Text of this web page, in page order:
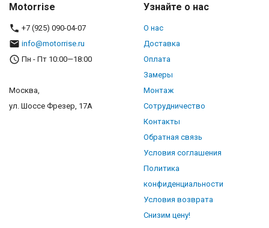
Motorrise
+7 (925) 090-04-07
info@motorrise.ru
Пн - Пт 10:00—18:00
Москва,
ул. Шоссе Фрезер, 17А
Узнайте о нас
О нас
Доставка
Оплата
Замеры
Монтаж
Сотрудничество
Контакты
Обратная связь
Условия соглашения
Политика
конфиденциальности
Условия возврата
Снизим цену!